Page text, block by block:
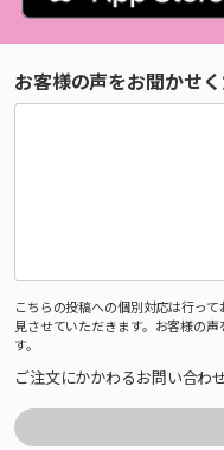
お客様の声をお聞かせ
こちらの投稿への個別対応は行っ
見させていただきます。お客様の
す。
ご注文にかかわるお問い合わ